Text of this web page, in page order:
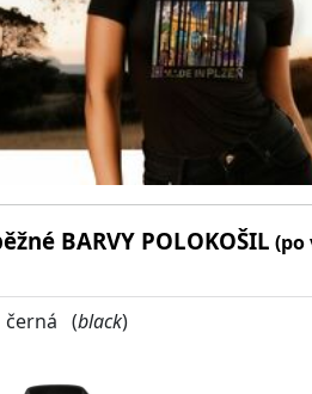
BARVY POLOKOŠIL (po
černá (black)